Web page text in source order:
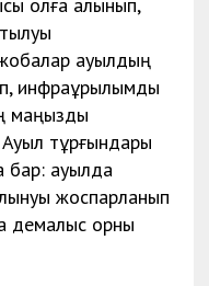
ауылдың
инфрақұрылымдық
маңызды
тұрғындары
бар: ауылда
жоспарланып
демалыс орны